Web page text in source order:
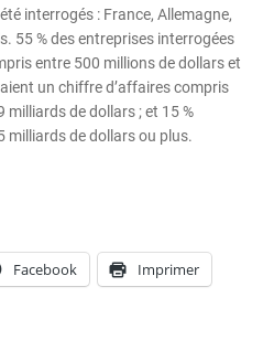
interrogés : France, Allemagne,
55 % des entreprises interrogées
entre 500 millions de dollars et
un chiffre d’affaires compris
milliards de dollars ; et 15 %
milliards de dollars ou plus.
Facebook Imprimer